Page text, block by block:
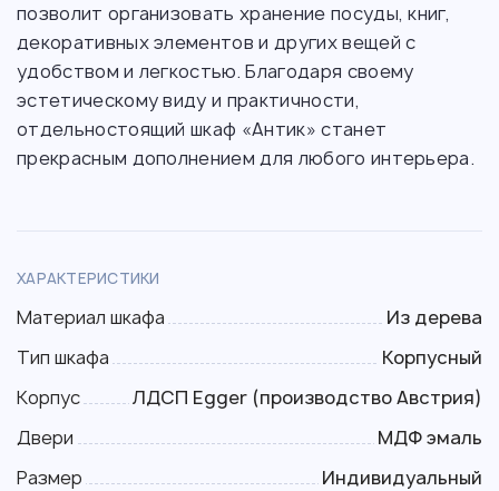
позволит организовать хранение посуды, книг,
декоративных элементов и других вещей с
удобством и легкостью. Благодаря своему
эстетическому виду и практичности,
отдельностоящий шкаф «Антик» станет
прекрасным дополнением для любого интерьера.
ХАРАКТЕРИСТИКИ
Материал шкафа
Из дерева
Тип шкафа
Корпусный
Корпус
ЛДСП Egger (производство Австрия)
Двери
МДФ эмаль
Размер
Индивидуальный